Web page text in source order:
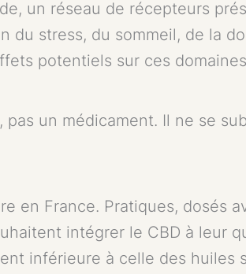
un réseau de récepteurs
stress, du sommeil, de la
potentiels sur ces
un médicament. Il ne se
en France. Pratiques, dosés
intégrer le CBD à leur
inférieure à celle des huiles